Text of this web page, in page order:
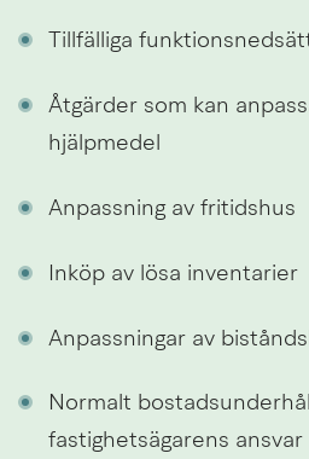
Tillfälliga
Åtgärder som kan
hjälpmedel
Anpassning av fritidshus
Inköp av lösa inventarier
Anpassningar av
Normalt
fastighetsägarens ansvar